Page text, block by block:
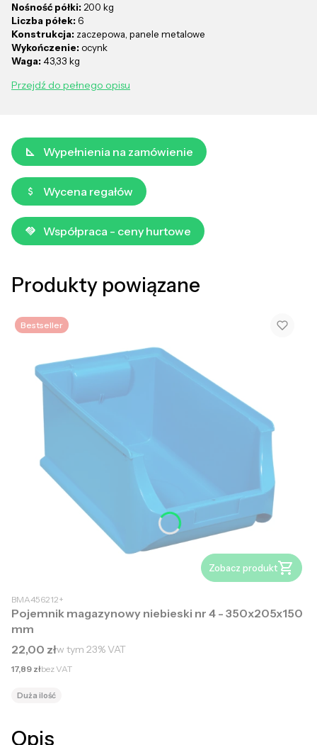
Nośność półki: 200 kg
Liczba półek: 6
Konstrukcja: zaczepowa, panele metalowe
Wykończenie: ocynk
Waga: 43,33 kg
Przejdź do pełnego opisu
Wypełnienia na zamówienie
Wycena regałów
Współpraca - ceny hurtowe
Produkty powiązane
Bestseller
Zobacz produkt
BMA456212+
Pojemnik magazynowy niebieski nr 4 - 350x205x150
mm
Cena brutto
22,00 złw tym 23%VAT
Cena netto
17,89 złbez VAT
Duża ilość
Opis